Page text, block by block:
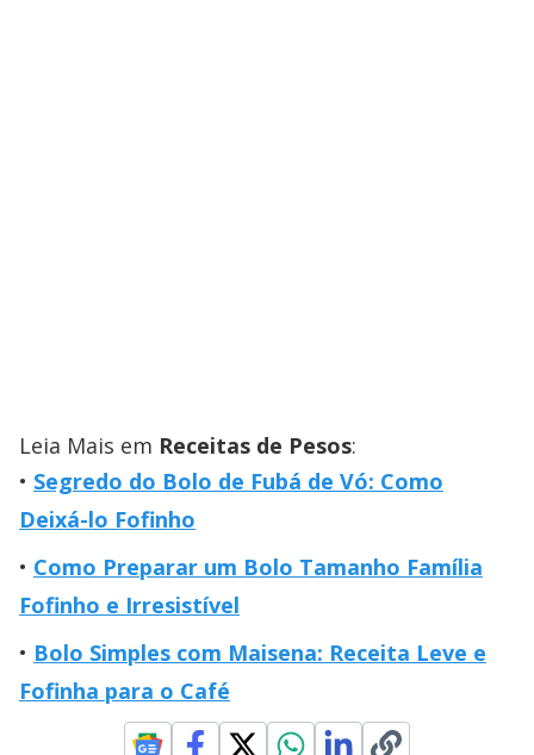
Leia Mais em Receitas de Pesos:
Segredo do Bolo de Fubá de Vó: Como
Deixá-lo Fofinho
Como Preparar um Bolo Tamanho Família
Fofinho e Irresistível
Bolo Simples com Maisena: Receita Leve e
Fofinha para o Café